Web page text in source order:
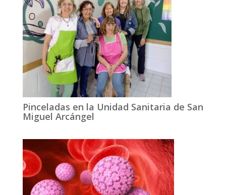
Pinceladas en la Unidad Sanitaria de San
Miguel Arcángel